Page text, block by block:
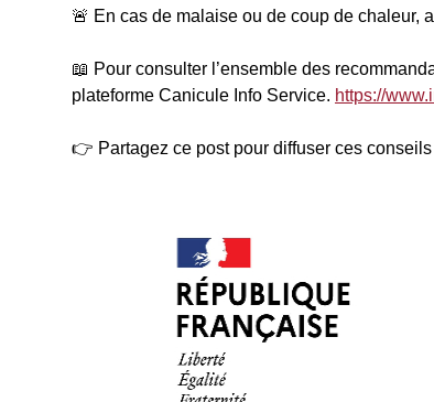
🚨 En cas de malaise ou de coup de chaleur,
📖 Pour consulter l’ensemble des
plateforme Canicule Info Service. https://
👉 Partagez ce post pour diffuser ces